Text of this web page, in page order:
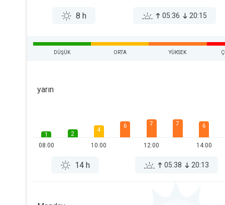
8 h 05:36 20:15
DÜŞÜK ORTA YÜKSEK
yarın
1
08:00
2
4
10:00
6 7
12:00
7 6
14:00
14 h 05:38 20:13